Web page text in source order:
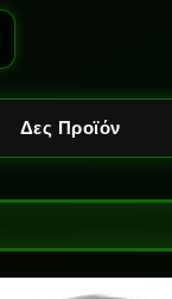
Δες Προϊόν